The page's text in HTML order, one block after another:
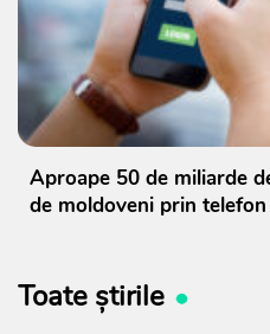
Aproape 50 de miliarde
de moldoveni prin
Toate știrile